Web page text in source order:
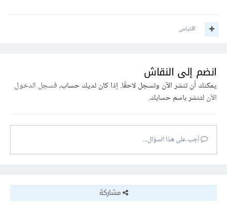
اقتباس
انضم إلى النقاش
يمكنك أن تنشر الآن وتسجل لاحقًا. إذا كان لديك حساب،فسجل الدخول
الآنلتنشر باسم حسابك.
أجب على هذا السؤال...
مشاركة